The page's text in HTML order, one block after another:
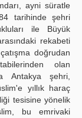
ayni süratle
tarihinde şehri
ile Büyük
rekabeti
doğrudan
olan
Antakya şehri,
yıllık haraç
tesisine yönelik
bu emrivaki